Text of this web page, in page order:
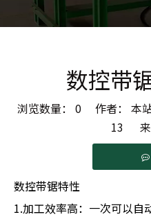
数控带
浏览数量： 0作者： 本
13 来
数控带锯特性
1.加工效率高：一次可以自